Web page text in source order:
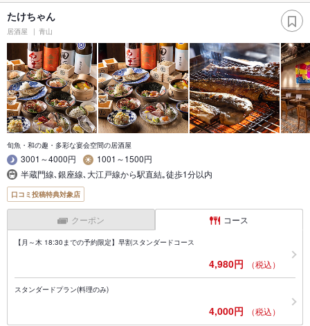
たけちゃん
居酒屋 青山
旬魚・和の趣・多彩な宴会空間の居酒屋
3001～4000円
1001～1500円
半蔵門線､銀座線､大江戸線から駅直結｡徒歩1分以内
口コミ投稿特典対象店
クーポン コース
【月～木 18:30までの予約限定】早割スタンダードコース
4,980円 （税込）
スタンダードプラン(料理のみ)
4,000円 （税込）